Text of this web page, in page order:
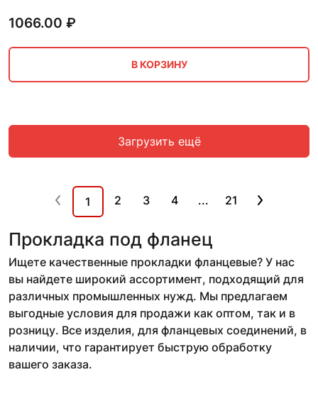
1066.00 ₽
В КОРЗИНУ
Загрузить ещё
1 2 3 4 ... 21
Прокладка под фланец
Ищете качественные прокладки фланцевые? У нас
вы найдете широкий ассортимент, подходящий для
различных промышленных нужд. Мы предлагаем
выгодные условия для продажи как оптом, так и в
розницу. Все изделия, для фланцевых соединений, в
наличии, что гарантирует быструю обработку
вашего заказа.